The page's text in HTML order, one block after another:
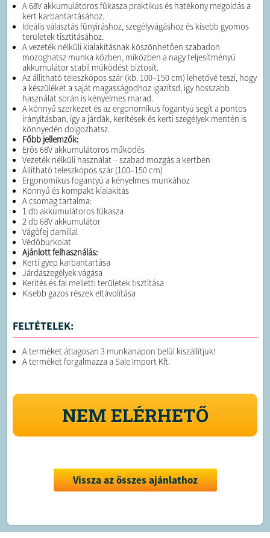
A 68V akkumulátoros fűkasza praktikus és hatékony megoldás a
kert karbantartásához.
Ideális választás fűnyíráshoz, szegélyvágáshoz és kisebb gyomos
területek tisztításához.
A vezeték nélküli kialakításnak köszönhetően szabadon
mozoghatsz munka közben, miközben a nagy teljesítményű
akkumulátor stabil működést biztosít.
Az állítható teleszkópos szár (kb. 100–150 cm) lehetővé teszi, hogy
a készüléket a saját magasságodhoz igazítsd, így hosszabb
használat során is kényelmes marad.
A könnyű szerkezet és az ergonomikus fogantyú segít a pontos
irányításban, így a járdák, kerítések és kerti szegélyek mentén is
könnyedén dolgozhatsz.
Főbb jellemzők:
Erős 68V akkumulátoros működés
Vezeték nélküli használat – szabad mozgás a kertben
Állítható teleszkópos szár (100–150 cm)
Ergonomikus fogantyú a kényelmes munkához
Könnyű és kompakt kialakítás
A csomag tartalma:
1 db akkumulátoros fűkasza
2 db 68V akkumulátor
Vágófej damillal
Védőburkolat
Ajánlott felhasználás:
Kerti gyep karbantartása
Járdaszegélyek vágása
Kerítés és fal melletti területek tisztítása
Kisebb gazos részek eltávolítása
FELTÉTELEK:
A terméket átlagosan 3 munkanapon belül kiszállítjuk!
A terméket forgalmazza a Sale Import Kft.
NEM ELÉRHETŐ
Vissza az összes ajánlathoz